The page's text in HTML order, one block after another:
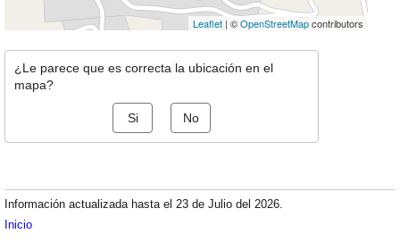
Leaflet | ©OpenStreetMapcontributors
¿Le parece que es correcta la ubicación en el
mapa?
Si No
Información actualizada hasta el 23 de Julio del 2026.
Inicio